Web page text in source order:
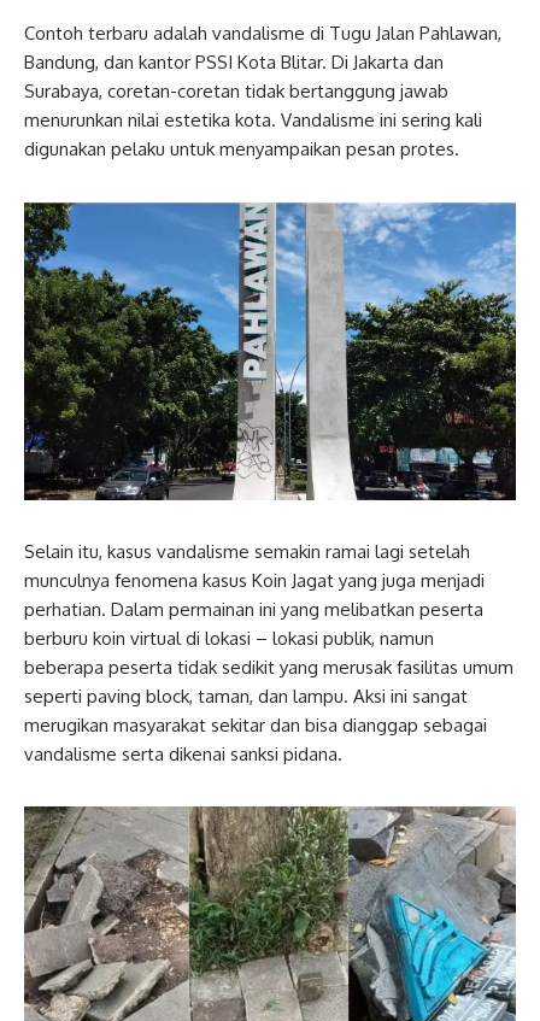
Contoh terbaru adalah vandalisme di Tugu Jalan Pahlawan,
Bandung, dan kantor PSSI Kota Blitar. Di Jakarta dan
Surabaya, coretan-coretan tidak bertanggung jawab
menurunkan nilai estetika kota. Vandalisme ini sering kali
digunakan pelaku untuk menyampaikan pesan protes.
Selain itu, kasus vandalisme semakin ramai lagi setelah
munculnya fenomena kasus Koin Jagat yang juga menjadi
perhatian. Dalam permainan ini yang melibatkan peserta
berburu koin virtual di lokasi – lokasi publik, namun
beberapa peserta tidak sedikit yang merusak fasilitas umum
seperti paving block, taman, dan lampu. Aksi ini sangat
merugikan masyarakat sekitar dan bisa dianggap sebagai
vandalisme serta dikenai sanksi pidana.